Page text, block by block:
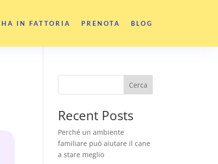
IN FATTORIA PRENOTA BLOG
Cerca
Recent Posts
Perché un ambiente
familiare può aiutare il cane
a stare meglio